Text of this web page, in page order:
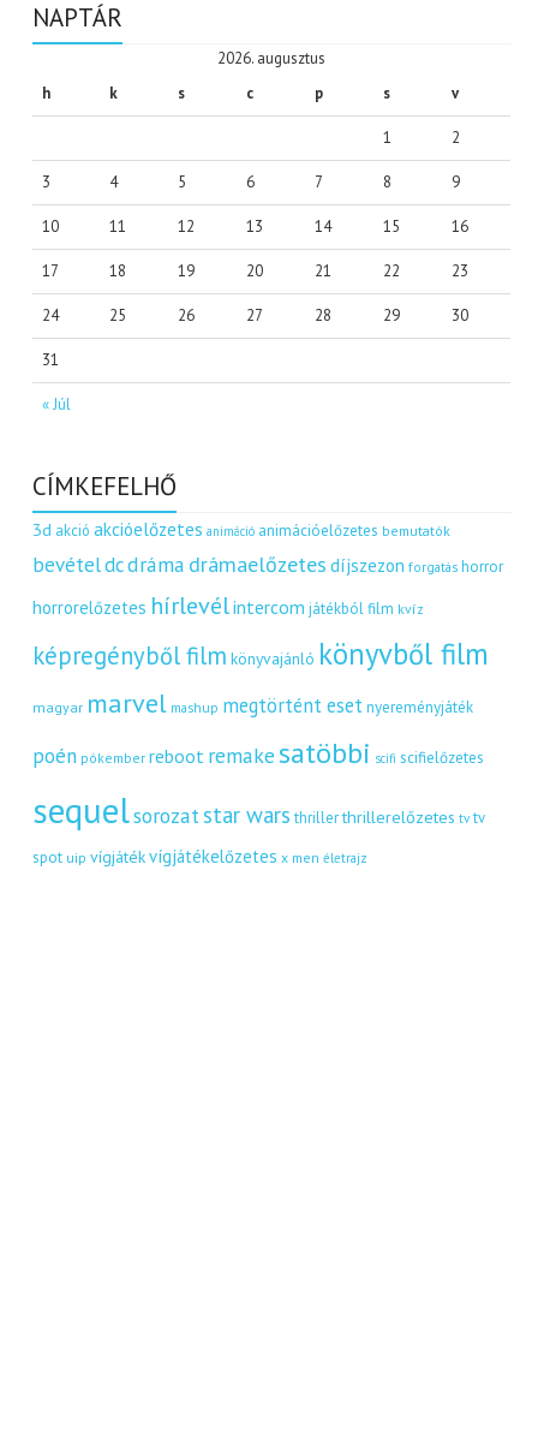
NAPTÁR
2026. augusztus
h
k s c p s v
« Júl
1 2
3 4 5 6 7 8 9
10 11 12 13 14 15 16
17 18 19 20 21 22 23
24 25 26 27 28 29 30
31
CÍMKEFELHŐ
3d akció akcióelőzetes animáció animációelőzetes bemutatók
bevételdcdráma drámaelőzetes díjszezon forgatás horror
horrorelőzetes hírlevélintercom játékból film kvíz
képregényből film könyvajánló könyvből film
magyar marvel mashup megtörtént eset nyereményjáték
poén pókember reboot remakesatöbbi scifi scifielőzetes
sequelsorozatstar wars thriller thrillerelőzetes tv tv
spot uip vígjátékvígjátékelőzetes x men életrajz